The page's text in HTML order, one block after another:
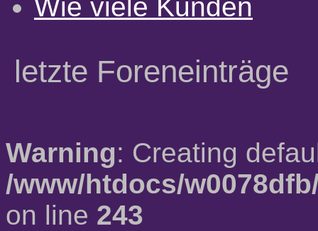
Wie viele Kunden
letzte Foreneinträge
Warning: Creating
/www/htdocs/
on line 243